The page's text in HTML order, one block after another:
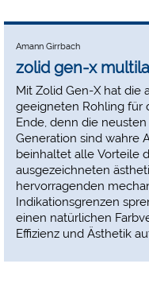
Amann Girrbach
zolid gen-x
Mit Zolid Gen-X hat die
geeigneten Rohling für
Ende, denn die
Generation sind wahre
beinhaltet alle Vorteile
ausgezeichneten
hervorragenden
Indikationsgrenzen
einen natürlichen
Effizienz und Ästhetik